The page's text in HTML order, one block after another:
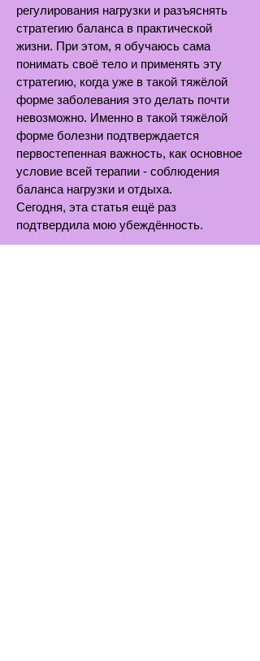
регулирования нагрузки и разъяснять
стратегию баланса в практической
жизни. При этом, я обучаюсь сама
понимать своё тело и применять эту
стратегию, когда уже в такой тяжёлой
форме заболевания это делать почти
невозможно. Именно в такой тяжёлой
форме болезни подтверждается
первостепенная важность, как основное
условие всей терапии - соблюдения
баланса нагрузки и отдыха.
Сегодня, эта статья ещё раз
подтвердила мою убеждённость.